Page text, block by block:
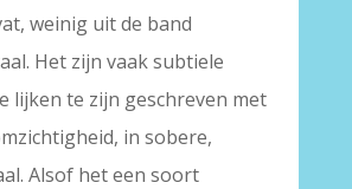
weinig uit de band
Het zijn vaak subtiele
lijken te zijn geschreven met
in sobere,
Alsof het een soort